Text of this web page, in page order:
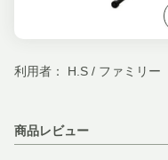
利用者： H.S / ファミリー
商品レビュー